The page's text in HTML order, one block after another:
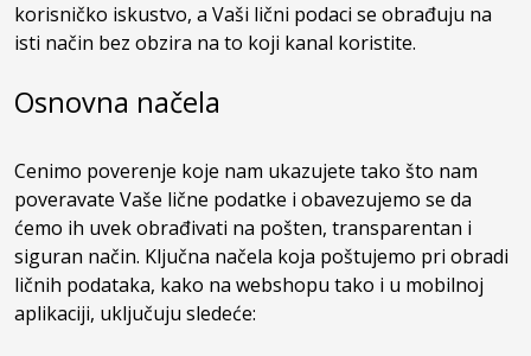
korisničko iskustvo, a Vaši lični podaci se obrađuju na
isti način bez obzira na to koji kanal koristite.
Osnovna načela
Cenimo poverenje koje nam ukazujete tako što nam
poveravate Vaše lične podatke i obavezujemo se da
ćemo ih uvek obrađivati na pošten, transparentan i
siguran način. Ključna načela koja poštujemo pri obradi
ličnih podataka, kako na webshopu tako i u mobilnoj
aplikaciji, uključuju sledeće: